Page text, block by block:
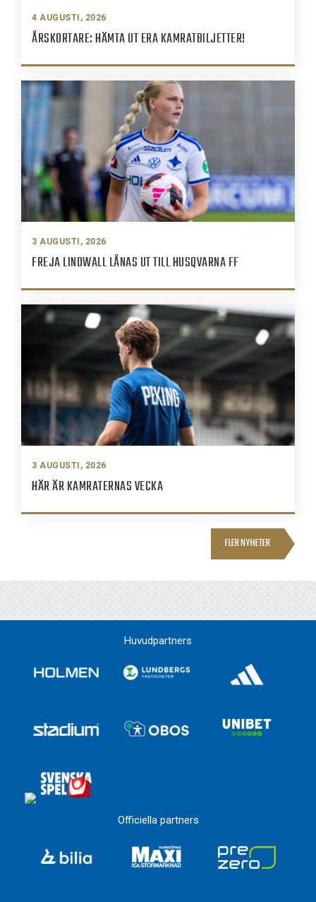
4 AUGUSTI, 2026
ÅRSKORTARE: HÄMTA UT ERA KAMRATBILJETTER!
3 AUGUSTI, 2026
FREJA LINDWALL LÅNAS UT TILL HUSQVARNA FF
3 AUGUSTI, 2026
HÄR ÄR KAMRATERNAS VECKA
FLER NYHETER
Huvudpartners
Officiella partners